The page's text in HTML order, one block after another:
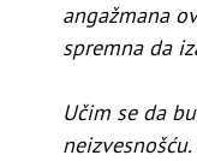
angažmana
spremna da
Učim se da